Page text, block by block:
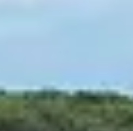
par son cadre
culturelles, moments
estivale.